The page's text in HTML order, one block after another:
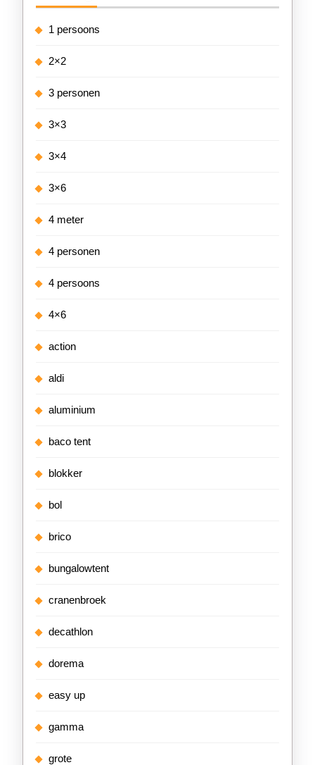
1 persoons
2×2
3 personen
3×3
3×4
3×6
4 meter
4 personen
4 persoons
4×6
action
aldi
aluminium
baco tent
blokker
bol
brico
bungalowtent
cranenbroek
decathlon
dorema
easy up
gamma
grote